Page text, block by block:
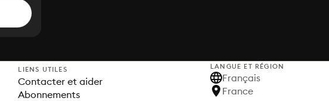
LIENS UTILES
Contacter et aider
Abonnements
LANGUE ET RÉGION
Français
France